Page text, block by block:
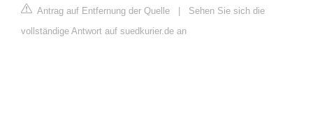
Antrag auf Entfernung der Quelle
Sehen Sie sich die
vollständige Antwort auf suedkurier.de an